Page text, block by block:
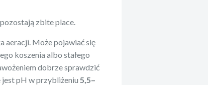
zbite place.
aeracji. Może pojawiać się
koszenia albo stałego
dobrze sprawdzić
jest pH w przybliżeniu5,5–